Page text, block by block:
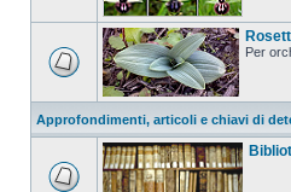
Per
Approfondimenti, articoli e chiavi di